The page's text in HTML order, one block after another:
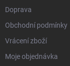
Doprava
Obchodní podmínky
Vrácení zboží
Moje objednávka